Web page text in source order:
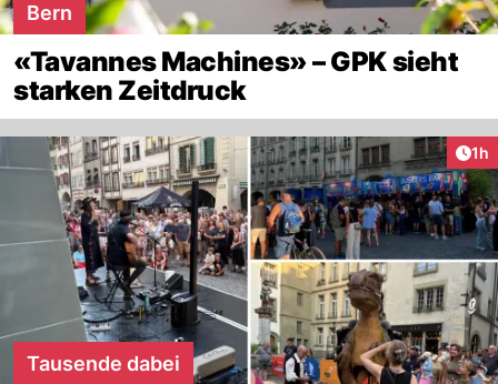
Bern
«Tavannes Machines» – GPK sieht
starken Zeitdruck
1h
Tausende dabei